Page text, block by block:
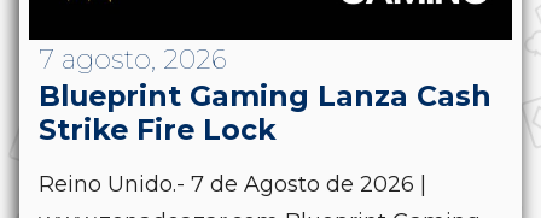
7 agosto, 2026
Blueprint Gaming Lanza Cash
Strike Fire Lock
Reino Unido.- 7 de Agosto de 2026 |